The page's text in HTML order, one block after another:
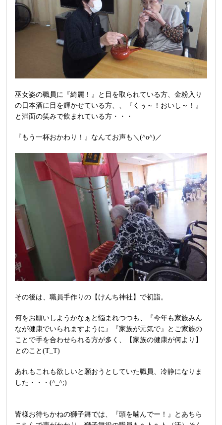
巫女姿の職員に『綺麗！』と目を取られている方、金粉入り
の日本酒に目を輝かせている方、、『くぅ～！おいし～！』
と満面の笑みで飲まれている方・・・
『もう一杯おかわり！』なんてお声も＼(^o^)／
その後は、職員手作りの【けんち神社】で初詣。
何をお願いしようかなぁと悩まれつつも、『今年も家族みん
なが健康でいられますように』『家族が元気で』とご家族の
ことで手を合わせられる方が多く、【家族の健康が何より】
とのこと(T_T)
あれもこれも欲しいと願おうとしていた職員、冷静になりま
した・・・(^_^;)
皆様お待ちかねの獅子舞では、『頭を噛んでー！』とあちら